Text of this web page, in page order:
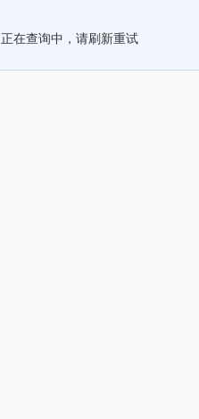
正在查询中，请刷新重试